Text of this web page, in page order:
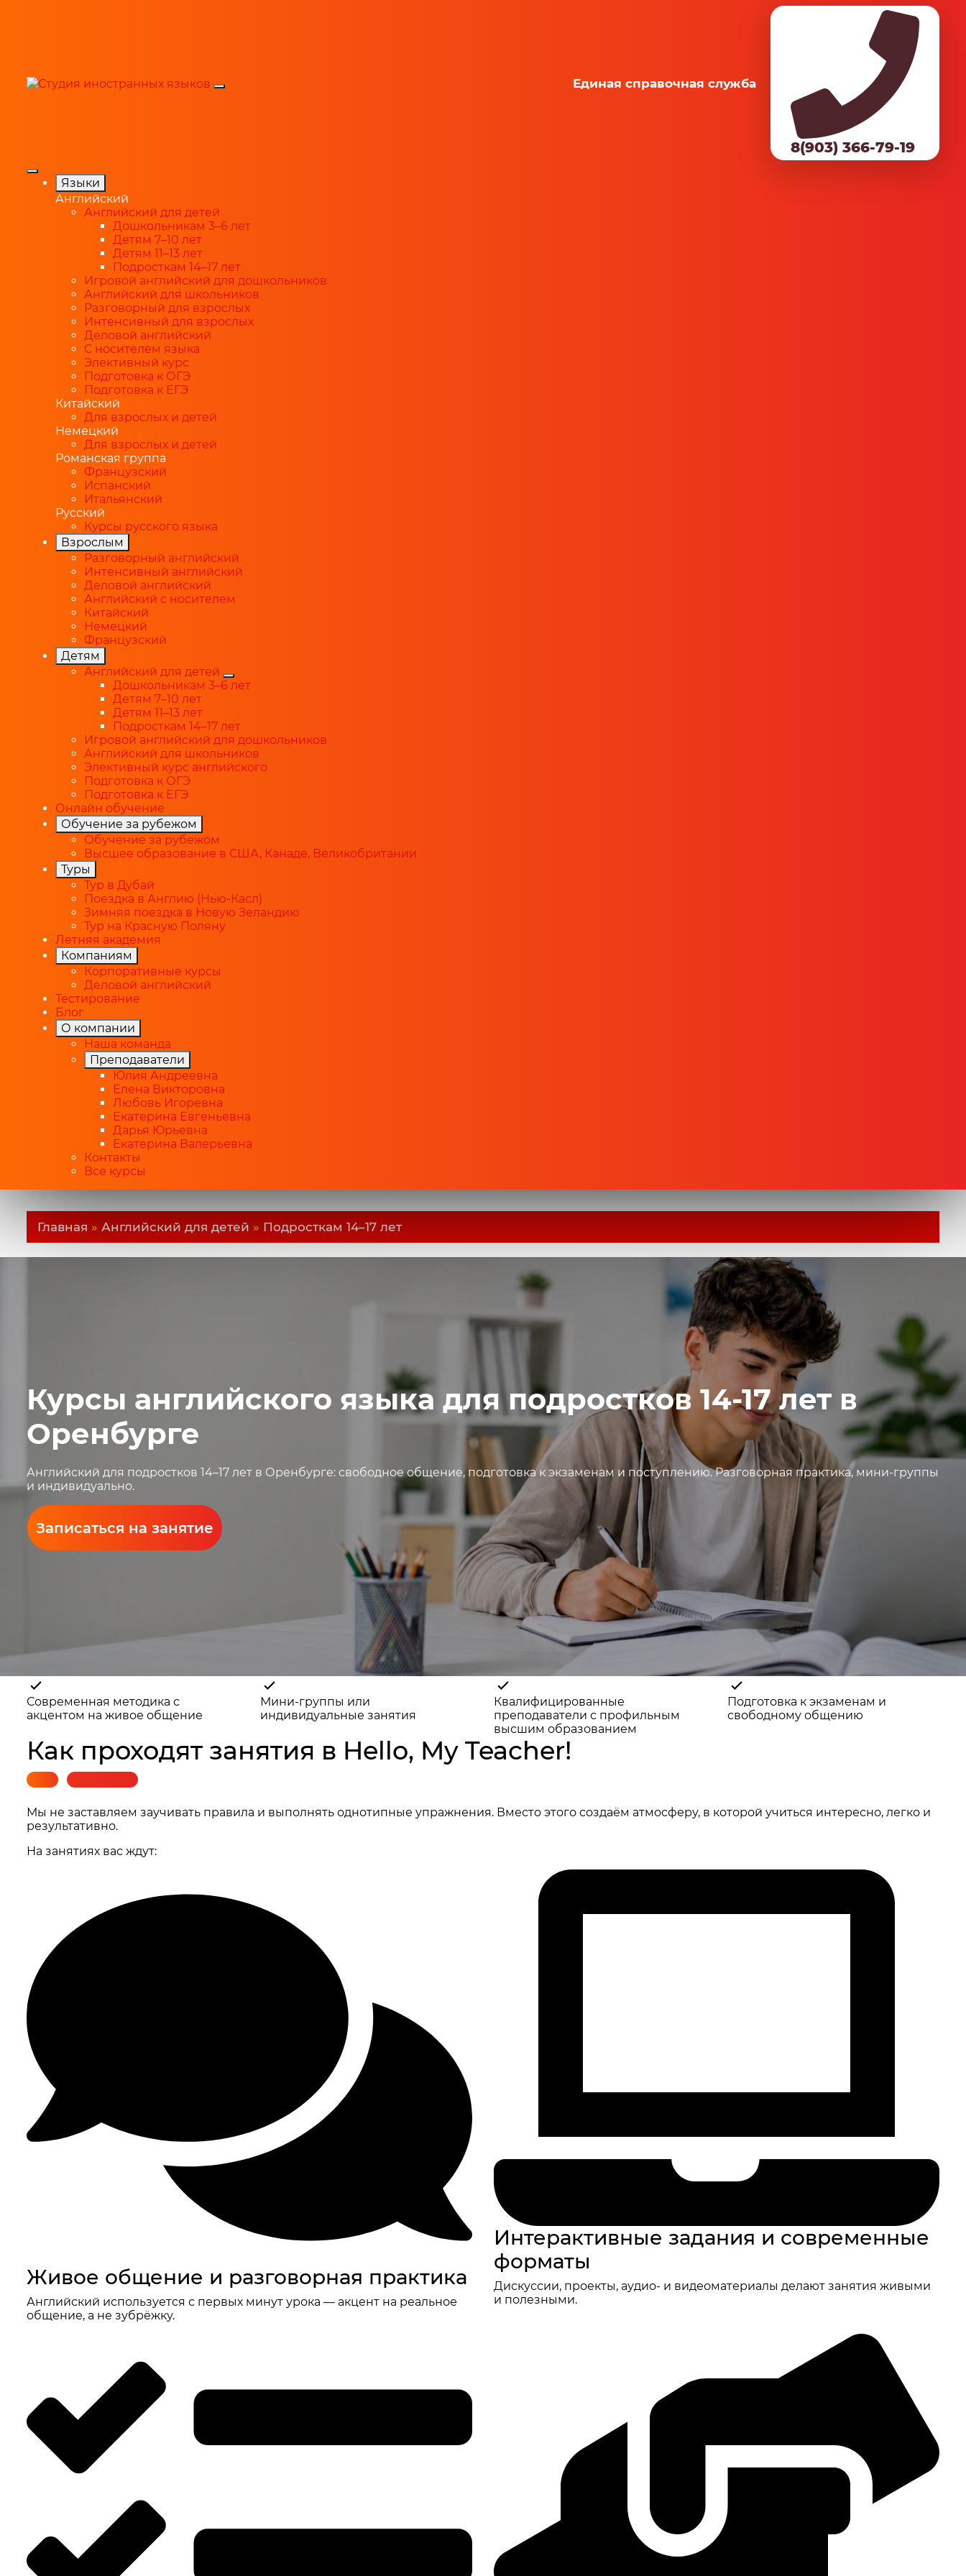
Единая справочная служба
8(903) 366-79-19
Языки
Английский
Английский для детей
Дошкольникам 3–6 лет
Детям 7–10 лет
Детям 11–13 лет
Подросткам 14–17 лет
Игровой английский для дошкольников
Английский для школьников
Разговорный для взрослых
Интенсивный для взрослых
Деловой английский
С носителем языка
Элективный курс
Подготовка к ОГЭ
Подготовка к ЕГЭ
Китайский
Для взрослых и детей
Немецкий
Для взрослых и детей
Романская группа
Французский
Испанский
Итальянский
Русский
Курсы русского языка
Взрослым
Разговорный английский
Интенсивный английский
Деловой английский
Английский с носителем
Китайский
Немецкий
Французский
Детям
Английский для детей
Дошкольникам 3–6 лет
Детям 7–10 лет
Детям 11–13 лет
Подросткам 14–17 лет
Игровой английский для дошкольников
Английский для школьников
Элективный курс английского
Подготовка к ОГЭ
Подготовка к ЕГЭ
Онлайн обучение
Обучение за рубежом
Обучение за рубежом
Высшее образование в США, Канаде, Великобритании
Туры
Тур в Дубай
Поездка в Англию (Нью-Касл)
Зимняя поездка в Новую Зеландию
Тур на Красную Поляну
Летняя академия
Компаниям
Корпоративные курсы
Деловой английский
Тестирование
Блог
О компании
Наша команда
Преподаватели
Юлия Андреевна
Елена Викторовна
Любовь Игоревна
Екатерина Евгеньевна
Дарья Юрьевна
Екатерина Валерьевна
Контакты
Все курсы
Главная » Английский для детей » Подросткам 14–17 лет
Курсы английского языка для подростков 14-17 лет в
Оренбурге
Английский для подростков 14–17 лет в Оренбурге: свободное общение, подготовка к экзаменам и поступлению. Разговорная практика, мини-группы
и индивидуально.
Записаться на занятие
Современная методика с
акцентом на живое общение
Мини-группы или
индивидуальные занятия
Квалифицированные
преподаватели с профильным
высшим образованием
Подготовка к экзаменам и
свободному общению
Как проходят занятия в Hello, My Teacher!
Мы не заставляем заучивать правила и выполнять однотипные упражнения. Вместо этого создаём атмосферу, в которой учиться интересно, легко и
результативно.
На занятиях вас ждут:
Живое общение и разговорная практика
Английский используется с первых минут урока — акцент на реальное
общение, а не зубрёжку.
Интерактивные задания и современные
форматы
Дискуссии, проекты, аудио- и видеоматериалы делают занятия живыми
и полезными.